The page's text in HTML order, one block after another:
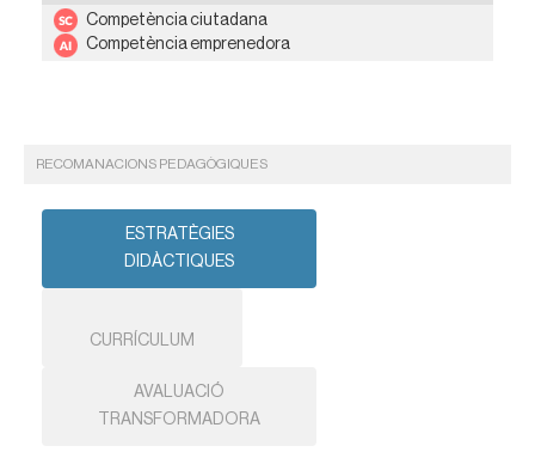
Competència ciutadana
Competència emprenedora
RECOMANACIONS PEDAGÒGIQUES
ESTRATÈGIES
DIDÀCTIQUES
CURRÍCULUM
AVALUACIÓ
TRANSFORMADORA